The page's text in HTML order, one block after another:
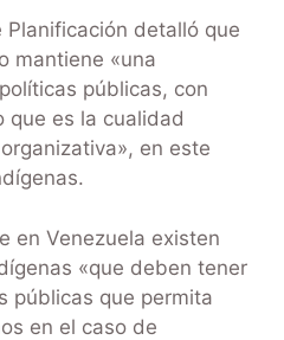
detalló que
mantiene «una
públicas, con
que es la cualidad
en este
en Venezuela existen
«que deben tener
públicas que permita
en el caso de